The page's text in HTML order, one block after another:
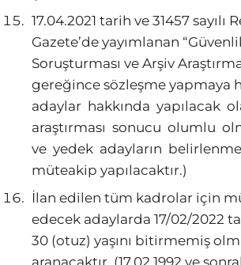
17.04.2021 tarih ve 31457 sayılı
Gazete’de yayımlanan
Soruşturması ve Arşiv
gereğince sözleşme yapmaya
adaylar hakkında yapılacak
araştırması sonucu olumlu
ve yedek adayların
müteakip yapılacaktır.)
İlan edilen tüm kadrolar için
edecek adaylarda 17/02/2022
30 (otuz) yaşını bitirmemiş
aranacaktır. (17.02.1992 ve